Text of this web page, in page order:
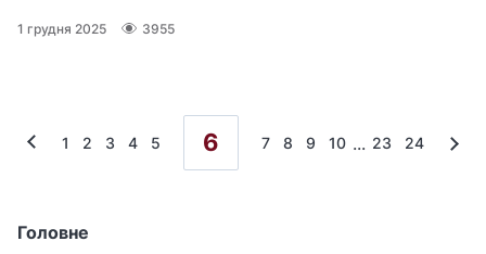
Головне
1 грудня 2025 3955
1 2 3 4 5 6 7 8 9 10 ... 23 24